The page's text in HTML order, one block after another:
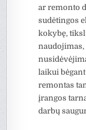
ar remonto
sudėtingos
kokybę,
laikui
remontas
įrangos
darbų